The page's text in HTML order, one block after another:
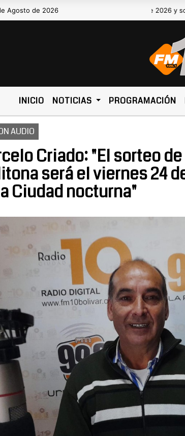
Agosto de 2026
Hoy es Jueves 6 de Agosto de 2026 y son las
INICIO NOTICIAS PROGRAMACIÓN
AUDIO
Criado: "El sorteo
será el viernes 24
Ciudad nocturna"